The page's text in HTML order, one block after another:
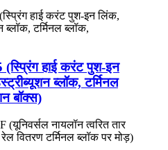
हाई करंट पुश-इन
ब्लॉक, टर्मिनल
बॉक्स)